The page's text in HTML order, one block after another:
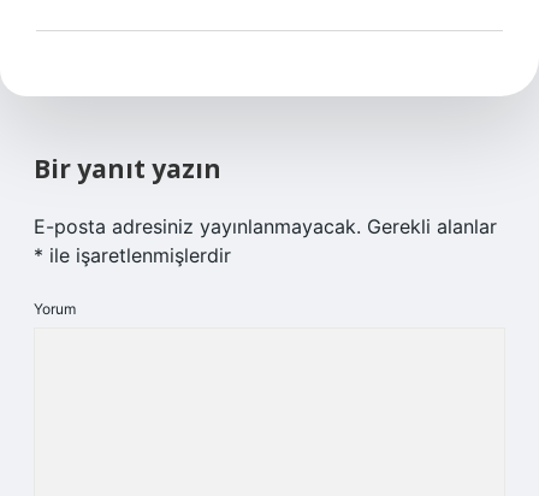
Bir yanıt yazın
E-posta adresiniz yayınlanmayacak. Gerekli alanlar
* ile işaretlenmişlerdir
Yorum